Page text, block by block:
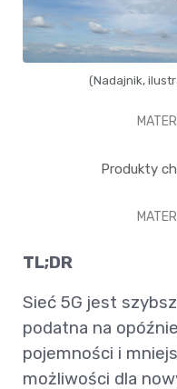
(Nadajnik,
Produkty
TL;DR
Sieć 5G jest
podatna na
pojemności i
możliwości dla